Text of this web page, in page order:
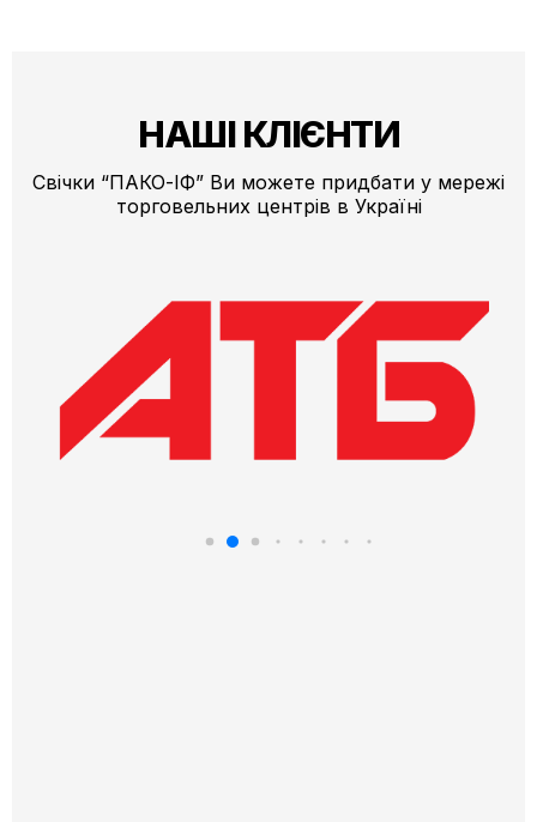
НАШІ КЛІЄНТИ
Свічки “ПАКО-ІФ” Ви можете придбати у мережі
торговельних центрів в Україні